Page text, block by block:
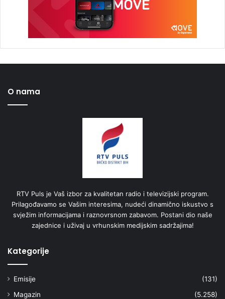
O nama
RTV Puls je Vaš izbor za kvalitetan radio i televizijski program.
Prilagođavamo se Vašim interesima, nudeći dinamično iskustvo s
svježim informacijama i raznovrsnom zabavom. Postani dio naše
zajednice i uživaj u vrhunskim medijskim sadržajima!
Kategorije
Emisije
(131)
Magazin
(5.258)